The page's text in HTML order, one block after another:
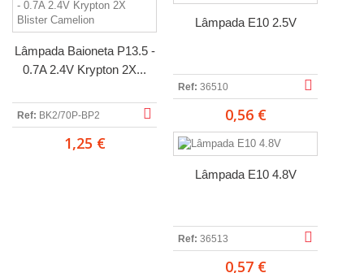
Lâmpada Baioneta P13.5 -
0.7A 2.4V Krypton 2X...
Ref: BK2/70P-BP2
1,25 €
Lâmpada E10 2.5V
Ref: 36510
0,56 €
Lâmpada E10 4.8V
Ref: 36513
0,57 €